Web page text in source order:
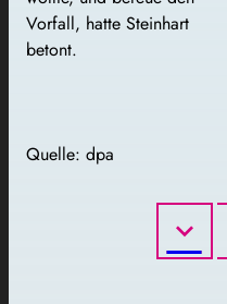
Vorfall, hatte Steinhart
betont.
Quelle: dpa